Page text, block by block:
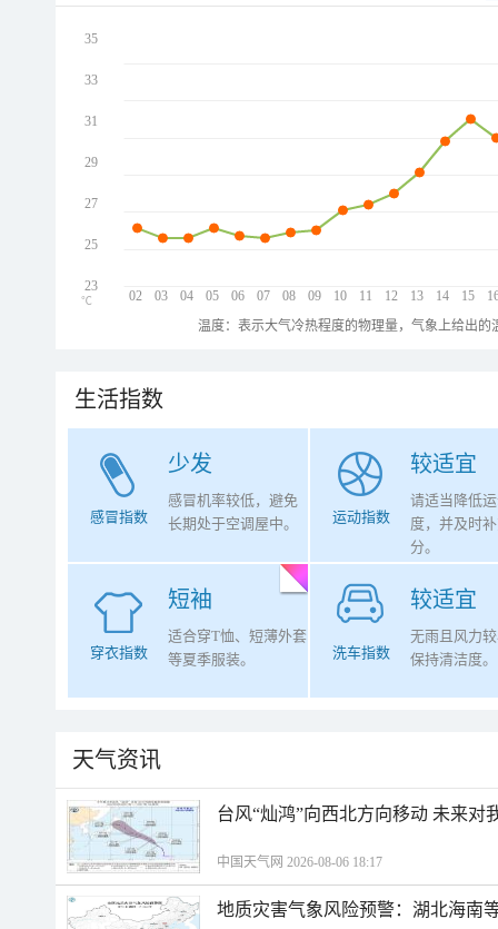
02 03 04 05 06 07 08 09 10 11 12 13 14 15
35
33
31
29
27
25
23
℃
温度：表示大气冷热程度的物理量，气象上给出
生活指数
少发
感冒指数
感冒机率较低，避免
长期处于空调屋中。
较适宜
运动指数
请适当降低
度，并及时
分。
短袖
穿衣指数
适合穿T恤、短薄外套
等夏季服装。
较适宜
洗车指数
无雨且风力
保持清洁度。
天气资讯
台风“灿鸿”向西北方向移动 未来对
中国天气网 2026-08-06 18:17
地质灾害气象风险预警：湖北海南